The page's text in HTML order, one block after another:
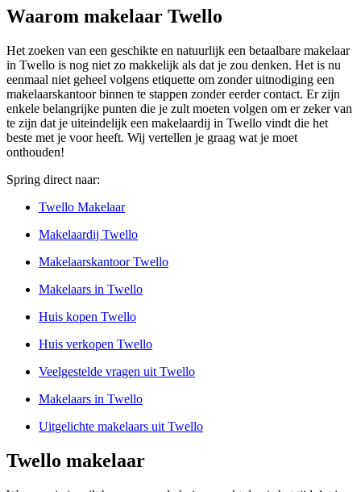
Waarom makelaar Twello
Het zoeken van een geschikte en natuurlijk een betaalbare makelaar
in Twello is nog niet zo makkelijk als dat je zou denken. Het is nu
eenmaal niet geheel volgens etiquette om zonder uitnodiging een
makelaarskantoor binnen te stappen zonder eerder contact. Er zijn
enkele belangrijke punten die je zult moeten volgen om er zeker van
te zijn dat je uiteindelijk een makelaardij in Twello vindt die het
beste met je voor heeft. Wij vertellen je graag wat je moet
onthouden!
Spring direct naar:
Twello Makelaar
Makelaardij Twello
Makelaarskantoor Twello
Makelaars in Twello
Huis kopen Twello
Huis verkopen Twello
Veelgestelde vragen uit Twello
Makelaars in Twello
Uitgelichte makelaars uit Twello
Twello makelaar